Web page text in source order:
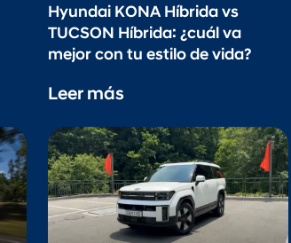
Hyundai KONA Híbrida vs
TUCSON Híbrida: ¿cuál va
mejor con tu estilo de vida?
Leer más